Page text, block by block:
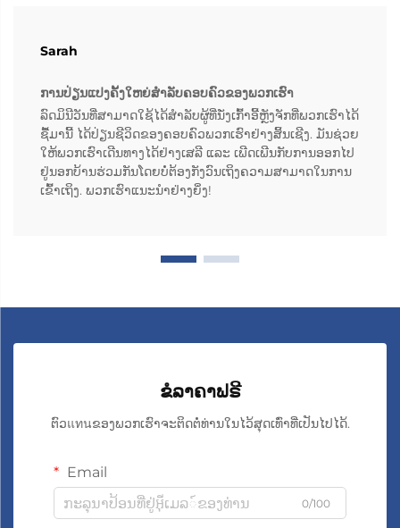
Sarah
ການປ່ຽນແປງຄັ້ງໃຫຍ່ສຳລັບຄອບຄົວຂອງພວກເຮົາ
ລົດມິນີວັນທີ່ສາມາດໃຊ້ໄດ້ສຳລັບຜູ້ທີ່ນັ່ງເກົ້າອີ້ຫຼັງຈັກທີ່ພວກເຮົາໄດ້
ຊື້ມານີ້ ໄດ້ປ່ຽນຊີວິດຂອງຄອບຄົວພວກເຮົາຢ່າງສິ້ນເຊີງ. ມັນຊ່ວຍ
ໃຫ້ພວກເຮົາເດີນທາງໄດ້ຢ່າງເສລີ ແລະ ເພີດເພີນກັບການອອກໄປ
ຢູ່ນອກບ້ານຮ່ວມກັນໂດຍບໍ່ຕ້ອງກັງວົນເຖິງຄວາມສາມາດໃນການ
ເຂົ້າເຖິງ. ພວກເຮົາແນະນຳຢ່າງຍິ່ງ!
ຂໍລາຄາຟຣີ
ຕົວแทนຂອງພວກເຮົາຈະຕິດຕໍ່ທ່ານໃນໄວ້ສຸດເທົ່າທີ່ເປັນໄປໄດ້.
Email
0/100